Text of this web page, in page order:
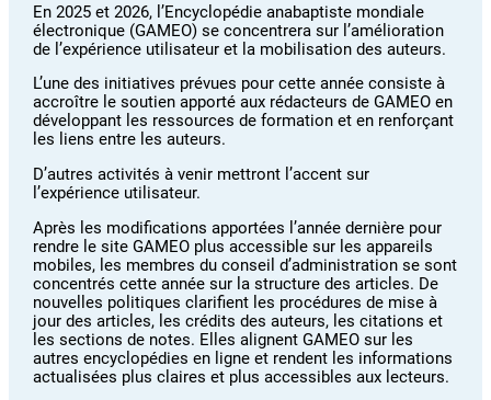
En 2025 et 2026, l’Encyclopédie anabaptiste mondiale
électronique (GAMEO) se concentrera sur l’amélioration
de l’expérience utilisateur et la mobilisation des auteurs.
L’une des initiatives prévues pour cette année consiste à
accroître le soutien apporté aux rédacteurs de GAMEO en
développant les ressources de formation et en renforçant
les liens entre les auteurs.
D’autres activités à venir mettront l’accent sur
l’expérience utilisateur.
Après les modifications apportées l’année dernière pour
rendre le site GAMEO plus accessible sur les appareils
mobiles, les membres du conseil d’administration se sont
concentrés cette année sur la structure des articles. De
nouvelles politiques clarifient les procédures de mise à
jour des articles, les crédits des auteurs, les citations et
les sections de notes. Elles alignent GAMEO sur les
autres encyclopédies en ligne et rendent les informations
actualisées plus claires et plus accessibles aux lecteurs.